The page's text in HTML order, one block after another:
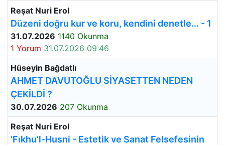
Reşat Nuri Erol
Düzeni doğru kur ve koru, kendini denetle… - 1
31.07.2026 1140 Okunma
1 Yorum 31.07.2026 09:46
Hüseyin Bağdatlı
AHMET DAVUTOĞLU SİYASETTEN NEDEN
ÇEKİLDİ ?
30.07.2026 207 Okunma
Reşat Nuri Erol
‘Fıkhu’l-Husni - Estetik ve Sanat Felsefesinin